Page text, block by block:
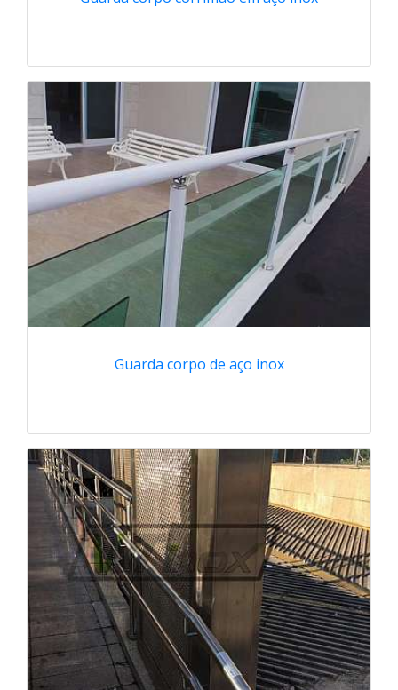
Guarda corpo de aço inox